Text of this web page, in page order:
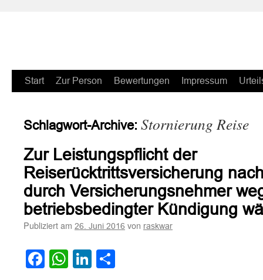
Zum
springen
Start Zur Person Bewertungen Impressum
Schlagwort-Archive: Stornierung Reise
Zur Leistungspflicht der
Reiserücktrittsversicherung
durch Versicherungsnehmer
betriebsbedingter Kündigung
Publiziert am 26. Juni 2016 von raskwar
Facebook
WhatsApp
LinkedIn